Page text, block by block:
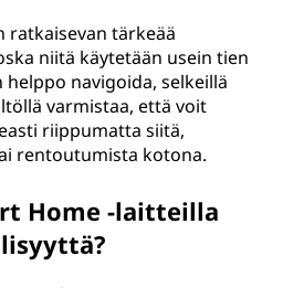
ratkaisevan tärkeää
niitä käytetään usein tien
helppo navigoida, selkeillä
varmistaa, että voit
riippumatta siitä,
rentoutumista kotona.
Home -laitteilla